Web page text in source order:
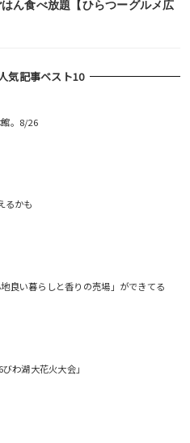
はん食べ放題【ひらつーグルメ広
気記事ベスト10
。8/26
るかも
良い暮らしと香りの売場」ができてる
わ湖大花火大会」